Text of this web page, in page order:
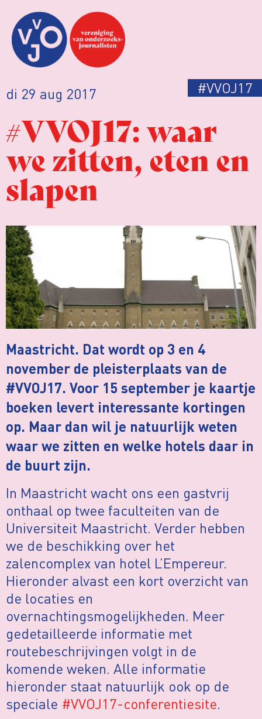
di 29 aug 2017 #VVOJ17
#VVOJ17: waar
we zitten, eten en
slapen
Maastricht. Dat wordt op 3 en 4
november de pleisterplaats van de
#VVOJ17. Voor 15 september je kaartje
boeken levert interessante kortingen
op. Maar dan wil je natuurlijk weten
waar we zitten en welke hotels daar in
de buurt zijn.
In Maastricht wacht ons een gastvrij
onthaal op twee faculteiten van de
Universiteit Maastricht. Verder hebben
we de beschikking over het
zalencomplex van hotel L’Empereur.
Hieronder alvast een kort overzicht van
de locaties en
overnachtingsmogelijkheden. Meer
gedetailleerde informatie met
routebeschrijvingen volgt in de
komende weken. Alle informatie
hieronder staat natuurlijk ook op de
speciale #VVOJ17-conferentiesite.